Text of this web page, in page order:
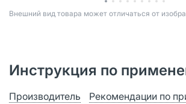
Bнешний вид товара может отличаться от
Инструкция по
Производитель Рекомендации по